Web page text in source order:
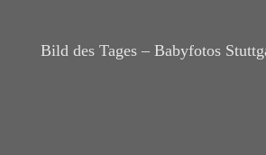
Bild des Tages – Babyfotos